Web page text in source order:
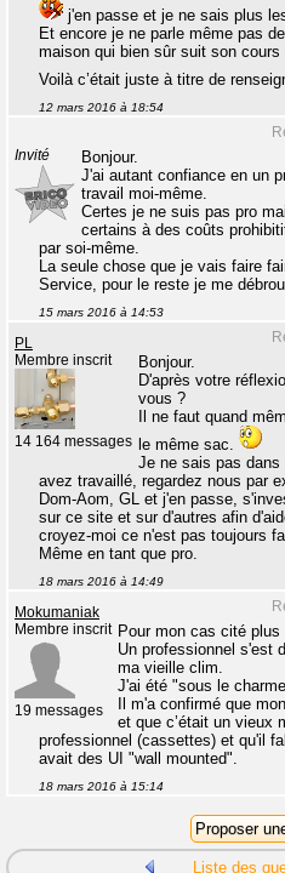
j'en passe et je ne sais plus
Et encore je ne parle même pas
maison qui bien sûr suit son cours
Voilà c’était juste à titre de
12 mars 2016 à 18:54
Invité
Bonjour.
J'ai autant confiance en un
travail moi-même.
Certes je ne suis pas pro
certains à des coûts
par soi-même.
La seule chose que je vais faire
Service, pour le reste je me
15 mars 2016 à 14:53
PL
Membre inscrit
14 164 messages
Bonjour.
D'après votre
vous ?
Il ne faut quand
le même sac.
Je ne sais pas
avez travaillé, regardez nous par
Dom-Aom, GL et j'en passe,
sur ce site et sur d'autres afin
croyez-moi ce n'est pas toujours
Même en tant que pro.
18 mars 2016 à 14:49
Mokumaniak
Membre inscrit
19 messages
Pour mon cas cité plus
Un professionnel s'est
ma vieille clim.
J'ai été "sous le
Il m'a confirmé que
et que c’était un vieux
professionnel (cassettes) et qu'il
avait des UI "wall mounted".
18 mars 2016 à 15:14
Liste des